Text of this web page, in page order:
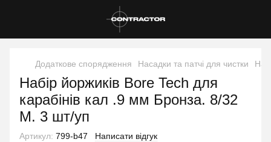
Додаткове спорядження Насадки та патчі для чистки
Набір йоржиків Bore Tech для
карабінів кал .9 мм Бронза. 8/32
M. 3 шт/уп
Артикул: 799-b47 Написати відгук